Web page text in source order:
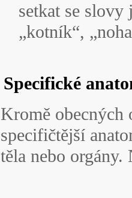
setkat se slovy
„kotník“,
Specifické
Kromě
specifičtější
těla nebo orgány.